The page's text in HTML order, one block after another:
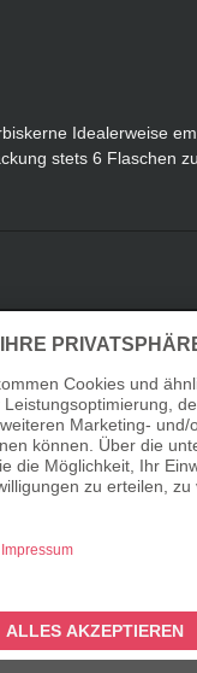
Idealerweise
stets 6 Flaschen
Shop - with